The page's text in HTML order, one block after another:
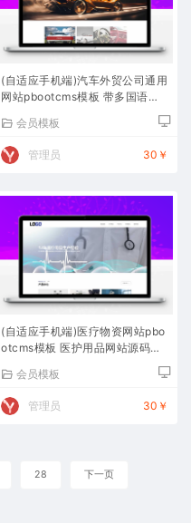
(自适应手机端)汽车外贸公司通用
网站pbootcms模板 带多国语言
会员模板
管理员 30￥
(自适应手机端)医疗物资网站pbo
otcms模板 医护用品网站源码下
会员模板
管理员 30￥
28 下一页